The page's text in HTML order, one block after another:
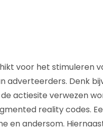
voor het stimuleren
adverteerders. Denk
actiesite verwezen
reality codes.
en andersom.